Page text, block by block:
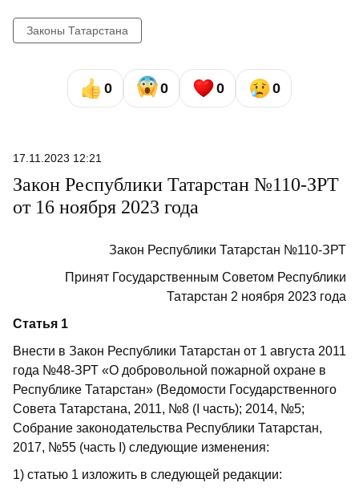
Законы Татарстана
0 0 0 0
17.11.2023 12:21
Закон Республики Татарстан №110-ЗРТ
от 16 ноября 2023 года
Закон Республики Татарстан №110-ЗРТ
Принят Государственным Советом Республики
Татарстан 2 ноября 2023 года
Статья 1
Внести в Закон Республики Татарстан от 1 августа 2011
года №48-ЗРТ «О добровольной пожарной охране в
Республике Татарстан» (Ведомости Государственного
Совета Татарстана, 2011, №8 (I часть); 2014, №5;
Собрание законодательства Республики Татарстан,
2017, №55 (часть I) следующие изменения:
1) статью 1 изложить в следующей редакции: